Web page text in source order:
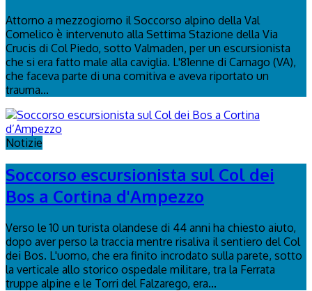
Attorno a mezzogiorno il Soccorso alpino della Val
Comelico è intervenuto alla Settima Stazione della Via
Crucis di Col Piedo, sotto Valmaden, per un escursionista
che si era fatto male alla caviglia. L'81enne di Carnago (VA),
che faceva parte di una comitiva e aveva riportato un
trauma...
Notizie
Soccorso escursionista sul Col dei
Bos a Cortina d'Ampezzo
Verso le 10 un turista olandese di 44 anni ha chiesto aiuto,
dopo aver perso la traccia mentre risaliva il sentiero del Col
dei Bos. L'uomo, che era finito incrodato sulla parete, sotto
la verticale allo storico ospedale militare, tra la Ferrata
truppe alpine e le Torri del Falzarego, era...